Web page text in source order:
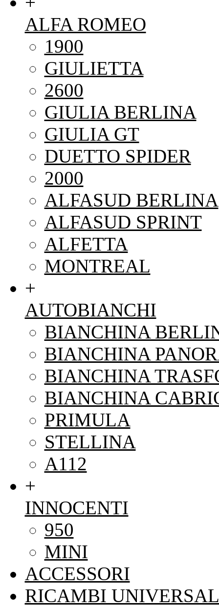
ALFA ROMEO
1900
GIULIETTA
2600
GIULIA BERLINA
GIULIA GT
DUETTO SPIDER
2000
ALFASUD BERLINA
ALFASUD SPRINT
ALFETTA
MONTREAL
+
AUTOBIANCHI
BIANCHINA
BIANCHINA
BIANCHINA
BIANCHINA
PRIMULA
STELLINA
A112
+
INNOCENTI
950
MINI
ACCESSORI
RICAMBI